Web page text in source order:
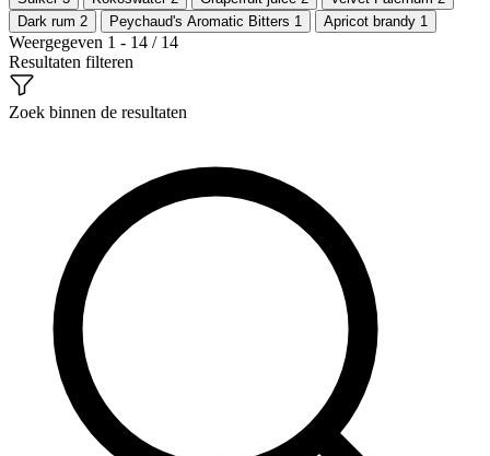
Dark rum 2 Peychaud's Aromatic Bitters 1 Apricot brandy 1
Weergegeven 1 - 14 / 14
Resultaten filteren
Zoek binnen de resultaten